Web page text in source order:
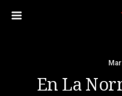
En La